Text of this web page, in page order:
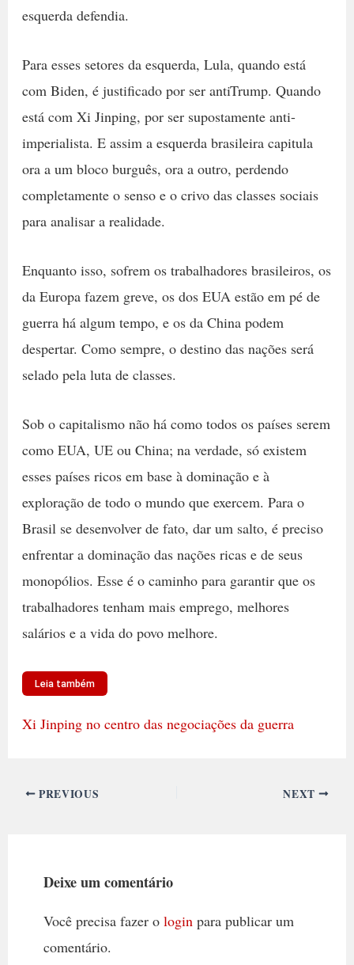
esquerda defendia.
Para esses setores da esquerda, Lula, quando está
com Biden, é justificado por ser antiTrump. Quando
está com Xi Jinping, por ser supostamente anti-
imperialista. E assim a esquerda brasileira capitula
ora a um bloco burguês, ora a outro, perdendo
completamente o senso e o crivo das classes sociais
para analisar a realidade.
Enquanto isso, sofrem os trabalhadores brasileiros, os
da Europa fazem greve, os dos EUA estão em pé de
guerra há algum tempo, e os da China podem
despertar. Como sempre, o destino das nações será
selado pela luta de classes.
Sob o capitalismo não há como todos os países serem
como EUA, UE ou China; na verdade, só existem
esses países ricos em base à dominação e à
exploração de todo o mundo que exercem. Para o
Brasil se desenvolver de fato, dar um salto, é preciso
enfrentar a dominação das nações ricas e de seus
monopólios. Esse é o caminho para garantir que os
trabalhadores tenham mais emprego, melhores
salários e a vida do povo melhore.
Leia também
Xi Jinping no centro das negociações da guerra
PREVIOUS NEXT
Deixe um comentário
Você precisa fazer o login para publicar um
comentário.